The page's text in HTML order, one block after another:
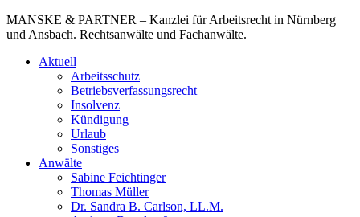
MANSKE & PARTNER – Kanzlei für Arbeitsrecht in Nürnberg
und Ansbach. Rechtsanwälte und Fachanwälte.
Aktuell
Arbeitsschutz
Betriebsverfassungsrecht
Insolvenz
Kündigung
Urlaub
Sonstiges
Anwälte
Sabine Feichtinger
Thomas Müller
Dr. Sandra B. Carlson, LL.M.